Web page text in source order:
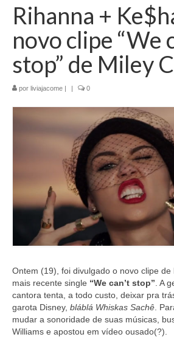
Rihanna +
novo clipe “We
stop” de Miley
por liviajacome | | 0
Ontem (19), foi divulgado o novo clipe de
mais recente single “We can’t stop” . A
cantora tenta, a todo custo, deixar pra
garota Disney, bláblá Whiskas Sachê .
mudar a sonoridade de suas músicas,
Williams e apostou em vídeo ousado(?).